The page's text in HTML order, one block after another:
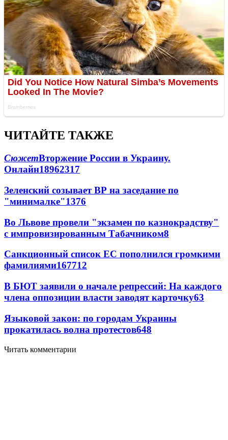
ЧИТАЙТЕ ТАКЖЕ
СюжетВторжение России в Украину.
Онлайн18962317
Зеленский созывает ВР на заседание по
"минималке"1376
Во Львове провели "экзамен по казнокрадству"
с импровизированным Табачником8
Санкционный список ЕС пополнился громкими
фамилиями167712
В БЮТ заявили о начале репрессий: На каждого
члена оппозиции власти заводят карточку63
Языковой закон: по городам Украины
прокатилась волна протестов648
Читать комментарии